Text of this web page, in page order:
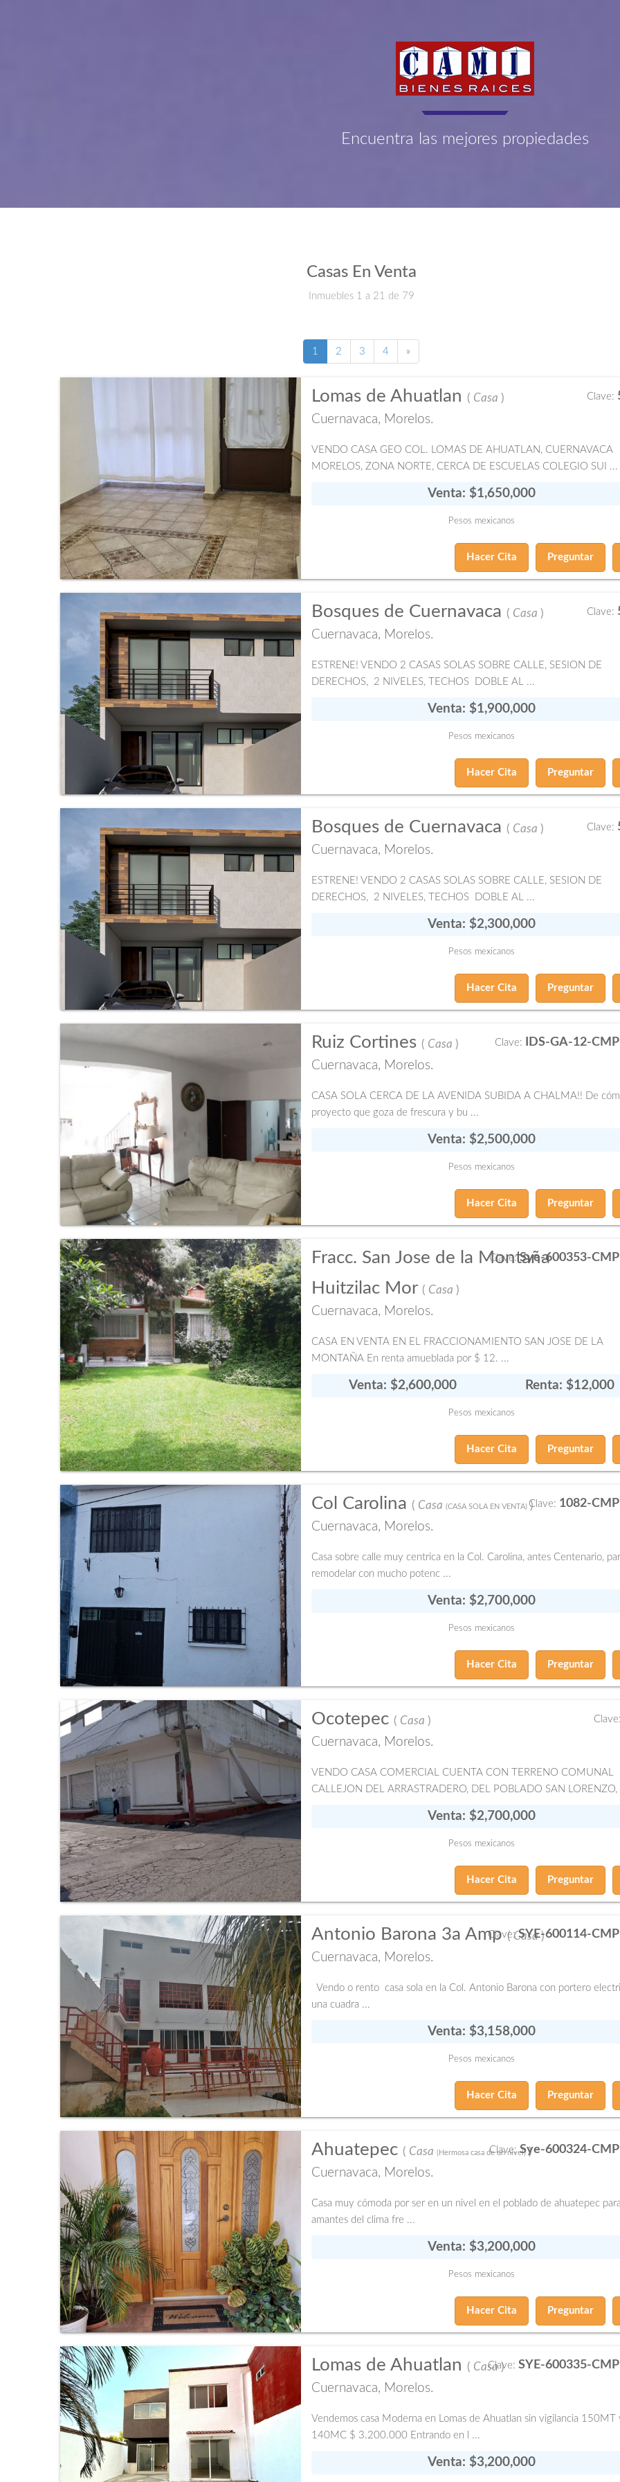
Encuentra las mejores propiedades
Casas En Venta
Inmuebles 1 a 21 de 79
1 (current)
2 3 4 »
página
Lomas de Ahuatlan ( Casa )
Cuernavaca, Morelos.
Clave:
Casa en Lomas de Ahuatlan, Cuernavaca.
VENDO CASA GEO COL. LOMAS DE AHUATLAN, CUERNAVACA
MORELOS, ZONA NORTE, CERCA DE ESCUELAS COLEGIO SUI ...
Venta: $1,650,000
Pesos mexicanos
Hacer Cita Preguntar
Bosques de Cuernavaca ( Casa )
Cuernavaca, Morelos.
Clave:
Casa en Bosques de Cuernavaca, Cuernavaca.
ESTRENE! VENDO 2 CASAS SOLAS SOBRE CALLE, SESION DE
DERECHOS, 2 NIVELES, TECHOS DOBLE AL ...
Venta: $1,900,000
Pesos mexicanos
Hacer Cita Preguntar
Bosques de Cuernavaca ( Casa )
Cuernavaca, Morelos.
Clave:
Casa en Bosques de Cuernavaca, Cuernavaca.
ESTRENE! VENDO 2 CASAS SOLAS SOBRE CALLE, SESION DE
DERECHOS, 2 NIVELES, TECHOS DOBLE AL ...
Venta: $2,300,000
Pesos mexicanos
Hacer Cita Preguntar
Ruiz Cortines ( Casa )
Cuernavaca, Morelos.
Clave: IDS-GA-12-
Casa en Ruiz Cortines, Cuernavaca.
CASA SOLA CERCA DE LA AVENIDA SUBIDA A CHALMA!! De
proyecto que goza de frescura y bu ...
Venta: $2,500,000
Pesos mexicanos
Hacer Cita Preguntar
Fracc. San Jose de la Montaña
Huitzilac Mor ( Casa )
Cuernavaca, Morelos.
Clave:Sye-600353-
Casa en Fracc. San Jose de la Montaña Huitzilac
Mor, Cuernavaca.
CASA EN VENTA EN EL FRACCIONAMIENTO SAN JOSE DE LA
MONTAÑA En renta amueblada por $ 12. ...
Venta: $2,600,000 Renta: $12,000
Pesos mexicanos
Hacer Cita Preguntar
Col Carolina ( Casa (CASA SOLA EN VENTA) )
Cuernavaca, Morelos.
Clave: 1082-
Casa en Col Carolina, Cuernavaca.
Casa sobre calle muy centrica en la Col. Carolina, antes Centenario,
remodelar con mucho potenc ...
Venta: $2,700,000
Pesos mexicanos
Hacer Cita Preguntar
Ocotepec ( Casa )
Cuernavaca, Morelos.
Clave:
Casa en Ocotepec, Cuernavaca.
VENDO CASA COMERCIAL CUENTA CON TERRENO COMUNAL
CALLEJON DEL ARRASTRADERO, DEL POBLADO SAN LORENZO,
Venta: $2,700,000
Pesos mexicanos
Hacer Cita Preguntar
Antonio Barona 3a Amp(Casa)
Cuernavaca, Morelos.
Clave:SYE-600114-
Casa en Antonio Barona 3a Amp, Cuernavaca.
Vendo o rento casa sola en la Col. Antonio Barona con portero
una cuadra ...
Venta: $3,158,000
Pesos mexicanos
Hacer Cita Preguntar
Ahuatepec ( Casa (Hermosa casa de un nivel))
Cuernavaca, Morelos.
Clave:Sye-600324-
Casa en Ahuatepec, Cuernavaca.
Casa muy cómoda por ser en un nivel en el poblado de ahuatepec
amantes del clima fre ...
Venta: $3,200,000
Pesos mexicanos
Hacer Cita Preguntar
Lomas de Ahuatlan ( Casa)
Cuernavaca, Morelos.
Clave: SYE-600335-
Vendemos casa Moderna en Lomas de Ahuatlan sin vigilancia 150MT
140MC $ 3.200.000 Entrando en l ...
Venta: $3,200,000